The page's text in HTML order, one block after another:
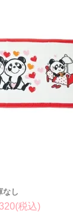
なし
税込)